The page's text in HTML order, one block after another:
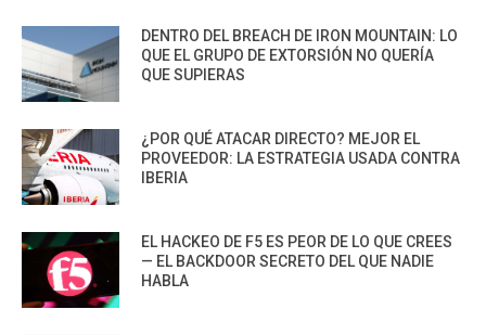
DENTRO DEL BREACH DE IRON MOUNTAIN: LO
QUE EL GRUPO DE EXTORSIÓN NO QUERÍA
QUE SUPIERAS
¿POR QUÉ ATACAR DIRECTO? MEJOR EL
PROVEEDOR: LA ESTRATEGIA USADA CONTRA
IBERIA
EL HACKEO DE F5 ES PEOR DE LO QUE CREES
— EL BACKDOOR SECRETO DEL QUE NADIE
HABLA